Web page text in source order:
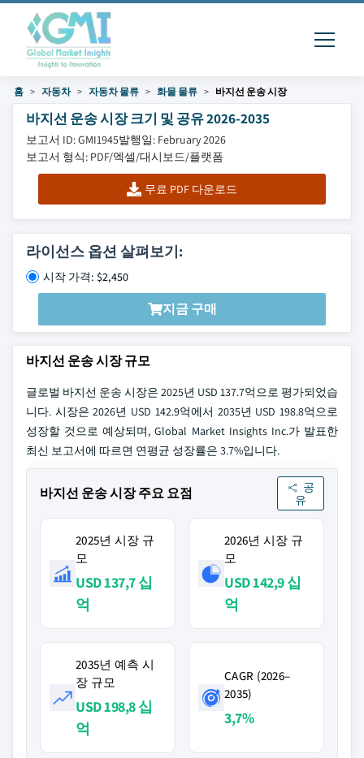
홈 자동차 자동차 물류 화물 물류 바지선 운송 시장
바지선 운송 시장 크기 및 공유 2026-2035
보고서 ID: GMI1945발행일: February 2026
보고서 형식: PDF/엑셀/대시보드/플랫폼
무료 PDF 다운로드
라이선스 옵션 살펴보기:
시작 가격: $2,450
지금 구매
바지선 운송 시장 규모
글로벌 바지선 운송 시장은 2025년 USD 137.7억으로 평가되었습
니다. 시장은 2026년 USD 142.9억에서 2035년 USD 198.8억으로
성장할 것으로 예상되며, Global Market Insights Inc.가 발표한
최신 보고서에 따르면 연평균 성장률은 3.7%입니다.
바지선 운송 시장 주요 요점
공
유
2025년 시장 규
모
USD 137,7 십
억
2026년 시장 규
모
USD 142,9 십
억
2035년 예측 시
장 규모
USD 198,8 십
억
CAGR (2026–
2035)
3,7%